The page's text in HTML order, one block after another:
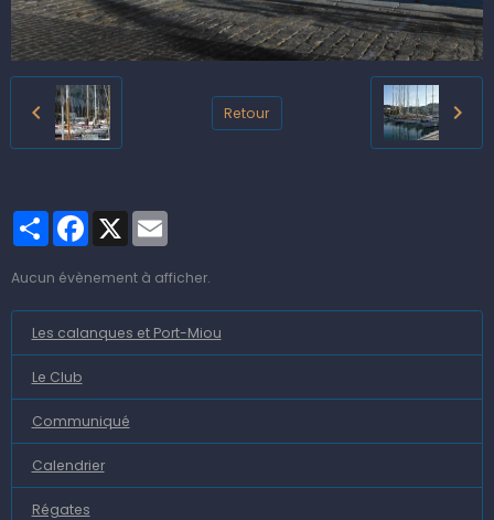
Retour
PartagerFacebook
X
Aucun évènement à afficher.
Les calanques et Port-Miou
Le Club
Communiqué
Calendrier
Régates